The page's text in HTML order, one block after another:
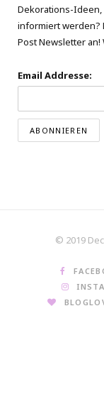
Dekorations-Ideen,
informiert werden?
Post Newsletter
Email Addresse:
© 2019